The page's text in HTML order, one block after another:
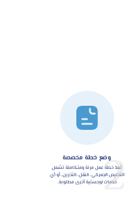
2وضع خطة مخصصة
نُعدّ خطة عمل مرنة ومتكاملة تشمل
التخليص الجمركي، النقل، التخزين، أو أي
خدمات لوجستية أخرى مطلوبة.